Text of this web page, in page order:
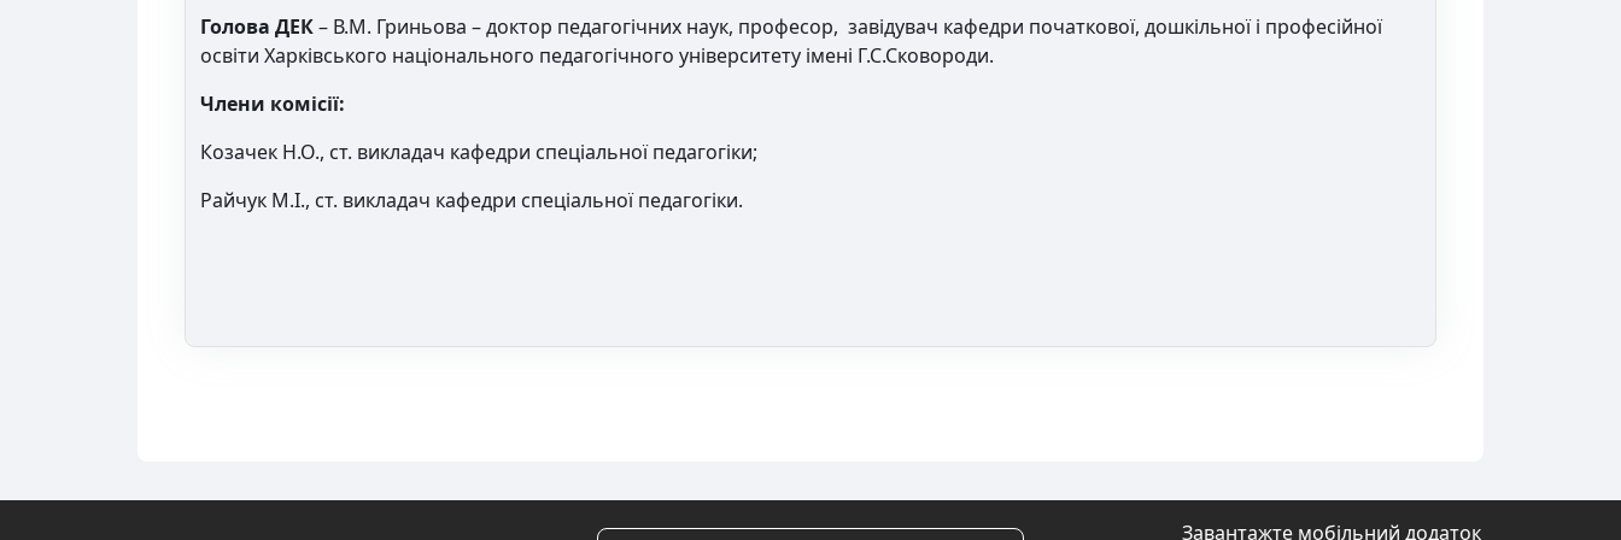
Голова ДЕК– В.М. Гриньова – доктор педагогічних наук, професор, завідувач кафедри початкової, дошкільної і професійної
освіти Харківського національного педагогічного університету імені Г.С.Сковороди.
Члени комісії:
Козачек Н.О., ст. викладач кафедри спеціальної педагогіки;
Райчук М.І., ст. викладач кафедри спеціальної педагогіки.
Завантажте мобільний додаток